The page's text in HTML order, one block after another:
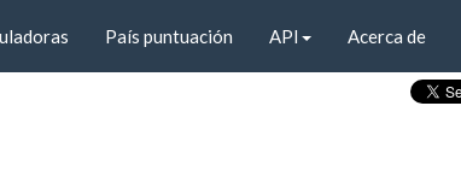
País puntuación API Acerca de